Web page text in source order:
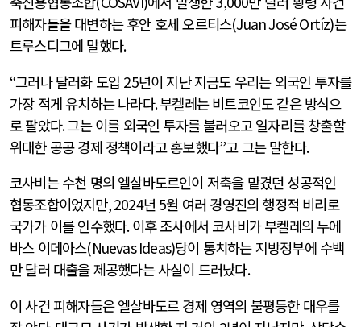
피해자들을 대변하는 후안 호세 오르티스(Juan José Ortíz)는
트루스디그에 말했다.
“그러나 달러화 도입 25년이 지난 지금도 우리는 외국인 투자를
가장 적게 유치하는 나라다.부켈레는 비트코인도 같은 방식으
로 팔았다.그는 이를 외국인 투자를 불러오고 일자리를 창출할
위대한 공공 경제 정책이라고 홍보했다”고 그는 말한다.
코사비는 수천 명의 엘살바도르인이 저축을 맡겼던 성공적인
협동조합이었지만, 2024년 5월 여러 경영진의 행정적 비리로
국가가 이를 인수했다.이후 조사에서 코사비가 부켈레의 누에
바스 이데아스(Nuevas Ideas)당이 통치하는 지방정부에 수백
만 달러 대출을 제공했다는 사실이 드러났다.
이 사건 피해자들은 엘살바도르 경제 영역의 불평등한 대우를